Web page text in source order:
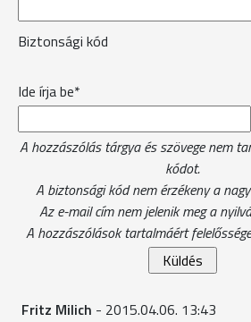
Biztonsági kód
Ide írja be*
A hozzászólás tárgya és szövege nem
kódot.
A biztonsági kód nem érzékeny a
Az e-mail cím nem jelenik meg a
A hozzászólások tartalmáért
Fritz Milich - 2015.04.06. 13:43